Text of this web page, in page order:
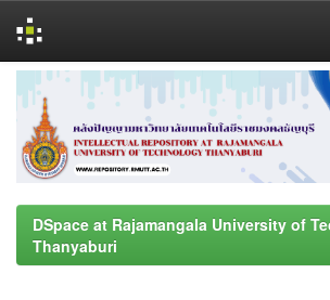
navigation
DSpace at Rajamangala University of
Thanyaburi